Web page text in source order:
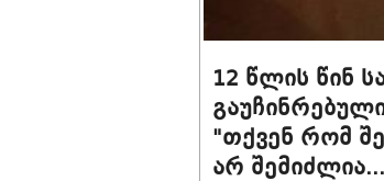
12 წლის წინ
"თქვენ რომ
არ